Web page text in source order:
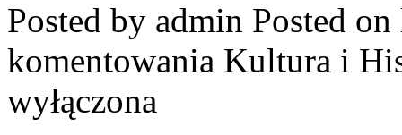
Posted by admin Posted
komentowania Kultura i
wyłączona